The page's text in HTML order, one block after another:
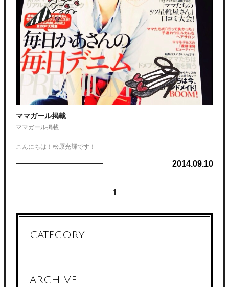
ママガール掲載
ママガール掲載
こんにちは！松原光輝です！
今月10月号にてママガールに掲載していただきました！
これからも雑誌など多方面でもっと活躍できるようにがんばります
よろしくお願いします‼︎
2014.09.10
1
CATEGORY
ARCHIVE